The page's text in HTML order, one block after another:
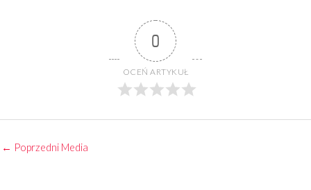
0
OCEŃ ARTYKUŁ
← Poprzedni Media